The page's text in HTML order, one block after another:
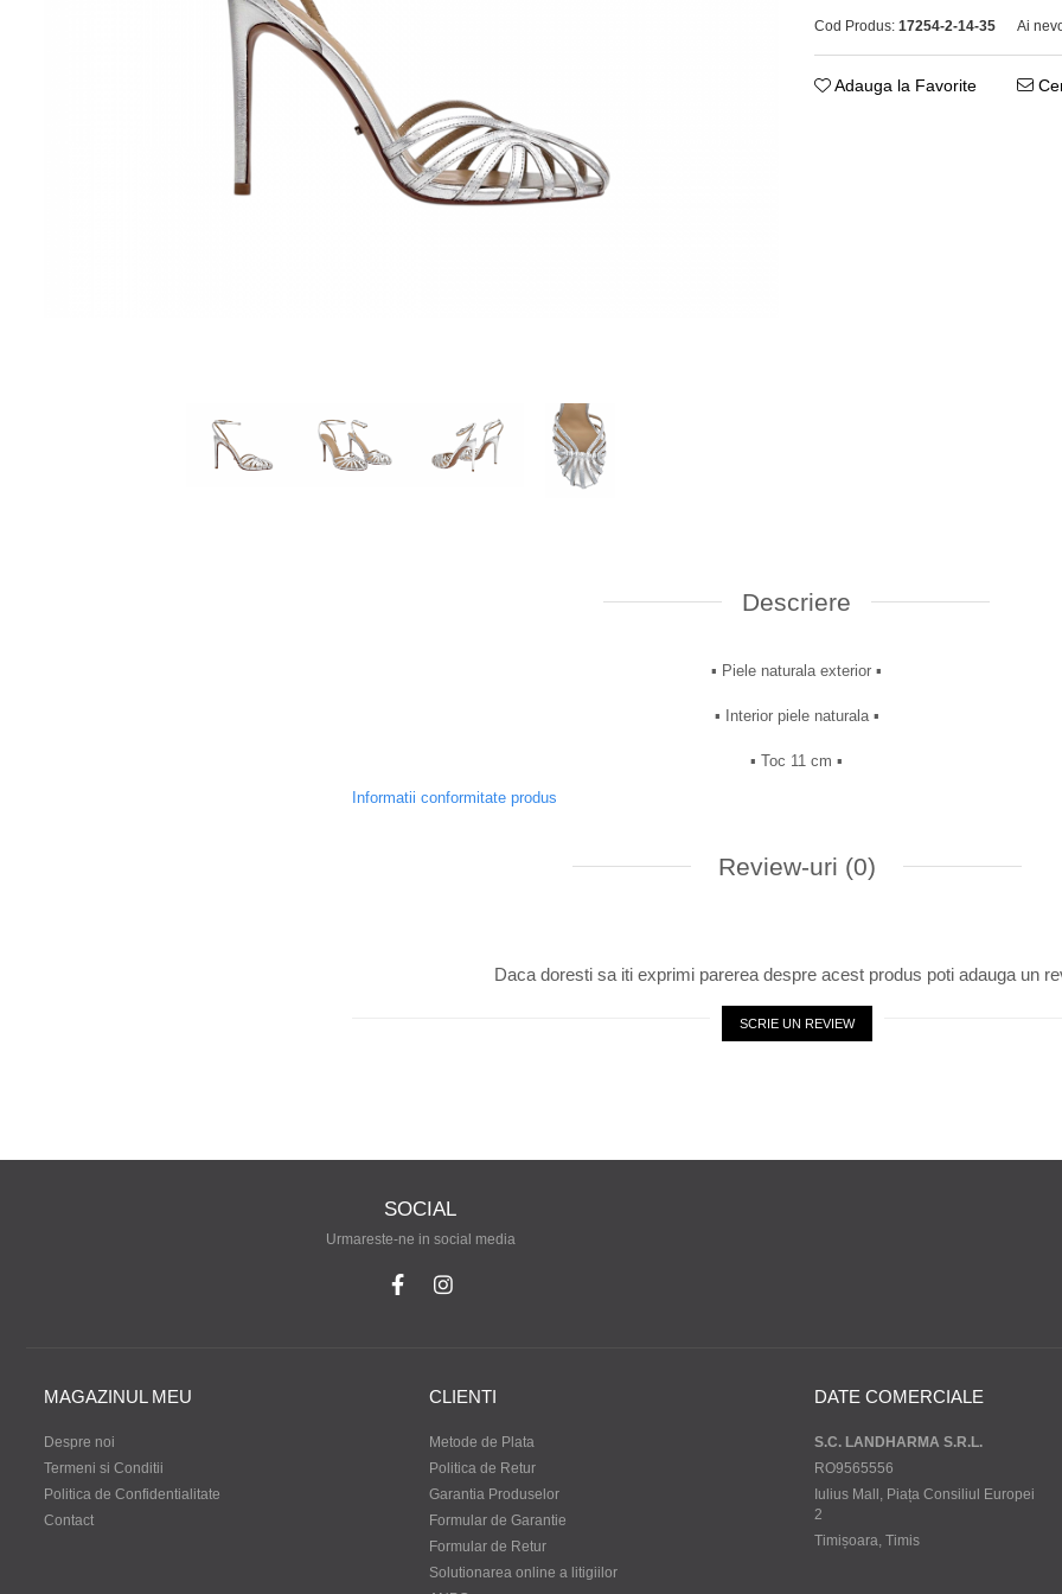
Cod Produs: 17254-2-14-35 Ai
Adauga la Favorite
Descriere
▪︎ Piele naturala exterior ▪︎
▪︎ Interior piele naturala ▪︎
▪︎ Toc 11 cm ▪︎
Informatii conformitate produs
Review-uri (0)
Daca doresti sa iti exprimi parerea despre acest produs poti adauga un
SCRIE UN REVIEW
SOCIAL
Urmareste-ne in social media
MAGAZINUL MEU
Despre noi
Termeni si Conditii
Politica de Confidentialitate
Contact
CLIENTI
Metode de Plata
Politica de Retur
Garantia Produselor
Formular de Garantie
Formular de Retur
Solutionarea online a litigiilor
DATE COMERCIALE
S.C. LANDHARMA S.R.L.
RO9565556
Iulius Mall, Piața Consiliul Europei
2
Timișoara, Timis